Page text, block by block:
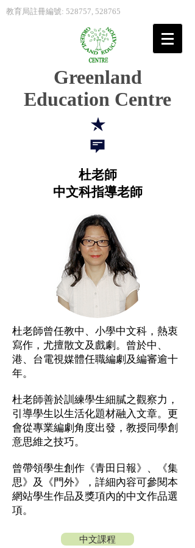
教育局註冊編號: 528757, 528765
Greenland
Education Centre
杜老師
中文科指導老師
杜老師曾任教中、小學中文科，熱衷
寫作，尤擅散文及戲劇。曾於中、
港、台電視媒體任職編劇及編審逾十
年。
杜老師善於訓練學生細膩之觀察力，
引導學生以生活化題材融入文章。更
會從專業編劇角度出發，教授同學創
意思維之技巧。
曾帶領學生創作《青田日報》、《集
思》及《門外》，詳細內容可參閱本
網站學生作品及獎項內的中文作品選
項。
中文課程